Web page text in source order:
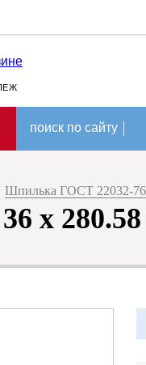
поиск по сайту
Шпилька ГОСТ 22032-76
х